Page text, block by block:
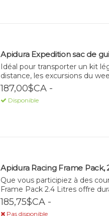
Apidura Expedition sac de
Idéal pour transporter un kit
distance, les excursions du
187,00$CA -
Disponible
Apidura Racing Frame Pack,
Que vous participiez à des
Frame Pack 2.4 Litres offre
185,75$CA -
Pas disponible